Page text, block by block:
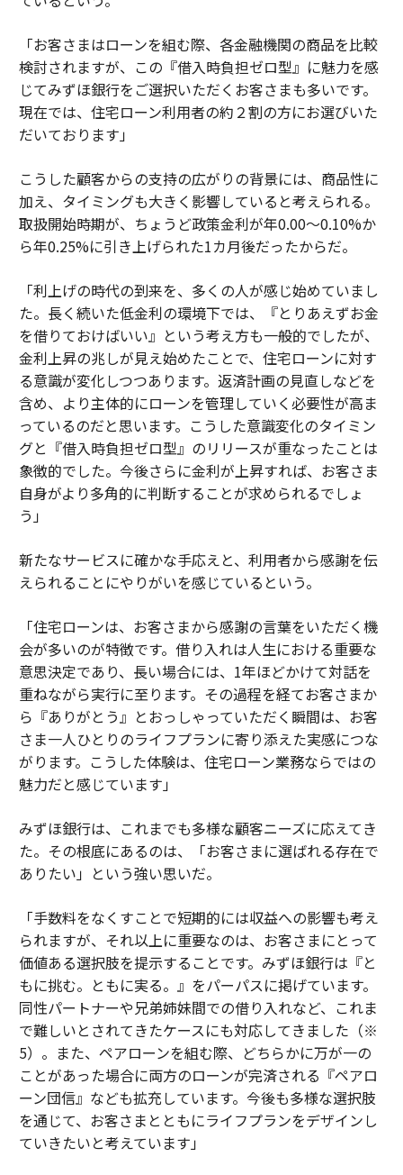
「お客さまはローンを組む際、各金融機関の商品を比較
検討されますが、この『借入時負担ゼロ型』に魅力を感
じてみずほ銀行をご選択いただくお客さまも多いです。
現在では、住宅ローン利用者の約２割の方にお選びいた
だいております」
こうした顧客からの支持の広がりの背景には、商品性に
加え、タイミングも大きく影響していると考えられる。
取扱開始時期が、ちょうど政策金利が年0.00〜0.10%か
ら年0.25%に引き上げられた1カ月後だったからだ。
「利上げの時代の到来を、多くの人が感じ始めていまし
た。長く続いた低金利の環境下では、『とりあえずお金
を借りておけばいい』という考え方も一般的でしたが、
金利上昇の兆しが見え始めたことで、住宅ローンに対す
る意識が変化しつつあります。返済計画の見直しなどを
含め、より主体的にローンを管理していく必要性が高ま
っているのだと思います。こうした意識変化のタイミン
グと『借入時負担ゼロ型』のリリースが重なったことは
象徴的でした。今後さらに金利が上昇すれば、お客さま
自身がより多角的に判断することが求められるでしょ
う」
新たなサービスに確かな手応えと、利用者から感謝を伝
えられることにやりがいを感じているという。
「住宅ローンは、お客さまから感謝の言葉をいただく機
会が多いのが特徴です。借り入れは人生における重要な
意思決定であり、長い場合には、1年ほどかけて対話を
重ねながら実行に至ります。その過程を経てお客さまか
ら『ありがとう』とおっしゃっていただく瞬間は、お客
さま一人ひとりのライフプランに寄り添えた実感につな
がります。こうした体験は、住宅ローン業務ならではの
魅力だと感じています」
みずほ銀行は、これまでも多様な顧客ニーズに応えてき
た。その根底にあるのは、「お客さまに選ばれる存在で
ありたい」という強い思いだ。
「手数料をなくすことで短期的には収益への影響も考え
られますが、それ以上に重要なのは、お客さまにとって
価値ある選択肢を提示することです。みずほ銀行は『と
もに挑む。ともに実る。』をパーパスに掲げています。
同性パートナーや兄弟姉妹間での借り入れなど、これま
で難しいとされてきたケースにも対応してきました（※
5）。また、ペアローンを組む際、どちらかに万が一の
ことがあった場合に両方のローンが完済される『ペアロ
ーン団信』なども拡充しています。今後も多様な選択肢
を通じて、お客さまとともにライフプランをデザインし
ていきたいと考えています」